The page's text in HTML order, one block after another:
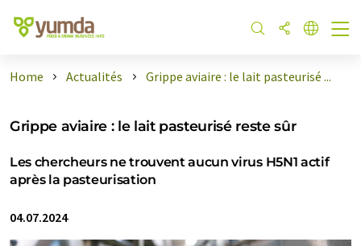
Home Actualités Grippe aviaire : le lait pasteurisé ...
Grippe aviaire : le lait pasteurisé reste sûr
Les chercheurs ne trouvent aucun virus H5N1 actif
après la pasteurisation
04.07.2024